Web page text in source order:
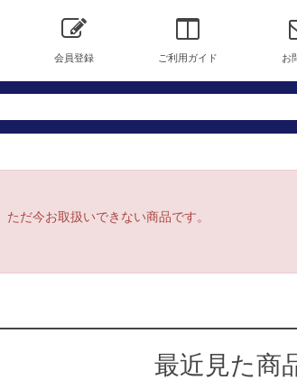
会員登録 ご利用ガイド お
だ今お取扱いできない商品です。
最近見た商